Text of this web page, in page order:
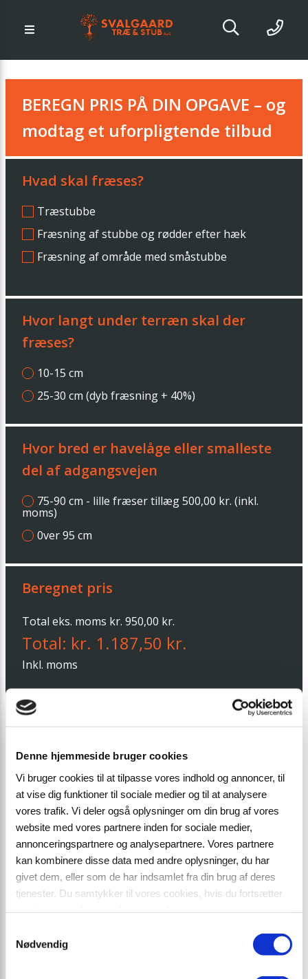
Denne hjemmeside bruger cookies
Vi bruger cookies til at tilpasse vores indhold og annoncer, til
at vise dig funktioner til sociale medier og til at analysere
vores trafik. Vi deler også oplysninger om din brug af vores
website med vores partnere inden for sociale medier,
annonceringspartnere og analysepartnere. Vores partnere
kan kombinere disse data med andre oplysninger, du har
givet dem, eller som de har indsamlet fra din brug af deres
tjenester. Du samtykker til vores cookies, hvis du fortsætter
Nødvendig
BEREGN PRIS PÅ DIN OPGAVE – og
modtag et uforpligtende tilbud
Hvad skal fræses?
Træstubbe
Fræsning af stubbe og rødder efter hæk
Fræsning af område med småstubbe
Hvor langt under terræn skal der
fræses?
10-15 cm
25-30 cm (dyb fræsning + 40%)
Hvor bred er havelåge eller smalleste
del af adgangsvejen
75-90 cm - lille fræser tillæg 500,00 kr. (inkl.
moms)
0ver 95 cm
Beregnet pris
Total eks. moms kr. 950,00 kr.
Total: kr. 1.187,50 kr.
Inkl. moms
Standardkørsel udgør 587,50 kr. af totalprisen
(inkl. moms)
Minimum-pris er altid 1.187,50 kr. (inkl. moms)
Tillæg for længere kørsel kan forekomme.
Udfyld kontaktoplysninger